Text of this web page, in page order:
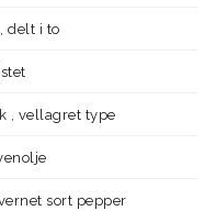
delt i to
, vellagret type
sort pepper